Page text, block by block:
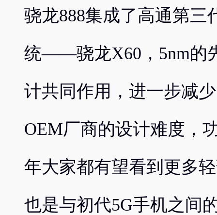
骁龙888集成了高通第三
统——骁龙X60，5nm的
计共同作用，进一步减
OEM厂商的设计难度，
年大家都有望看到更多
也是与初代5G手机之间